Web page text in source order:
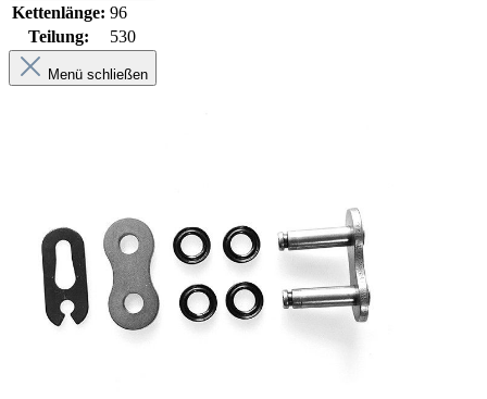
Kettenlänge: 96
Teilung:
530
Menü schließen